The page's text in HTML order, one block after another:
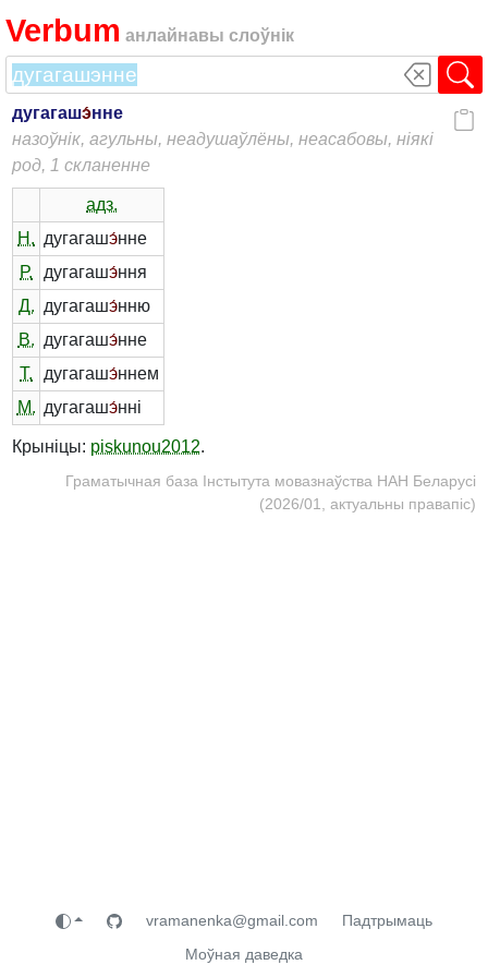
Verbum анлайнавы слоўнік
дугагашэ́нне
назоўнік, агульны, неадушаўлёны, неасабовы, ніякі
род, 1 скланенне
адз.
Н. дугагашэ́нне
Р.
дугагашэ́ння
Д. дугагашэ́нню
В. дугагашэ́нне
Т.
дугагашэ́ннем
М. дугагашэ́нні
Крыніцы: piskunou2012.
Граматычная база Інстытута мовазнаўства НАН Беларусі
(2026/01, актуальны правапіс)
vramanenka@gmail.com
Падтрымаць
Моўная даведка